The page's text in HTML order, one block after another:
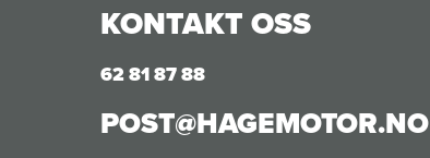
KONTAKT OSS
62 81 87 88
POST@HAGEMOTOR.NO